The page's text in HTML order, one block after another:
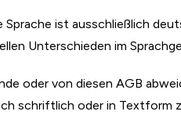
ist ausschließlich
Unterschieden im
oder von diesen AGB
schriftlich oder in Textform